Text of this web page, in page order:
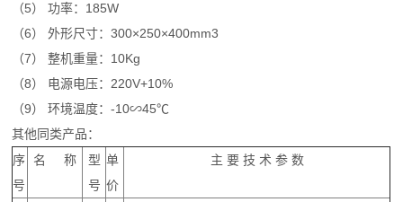
（5） 功率：185W
（6） 外形尺寸：300×250×400mm3
（7） 整机重量：10Kg
（8） 电源电压：220V+10%
（9） 环境温度：-10∽45℃
其他同类产品：
序
号
名 称
型
号
单
价
主 要 技 术 参 数